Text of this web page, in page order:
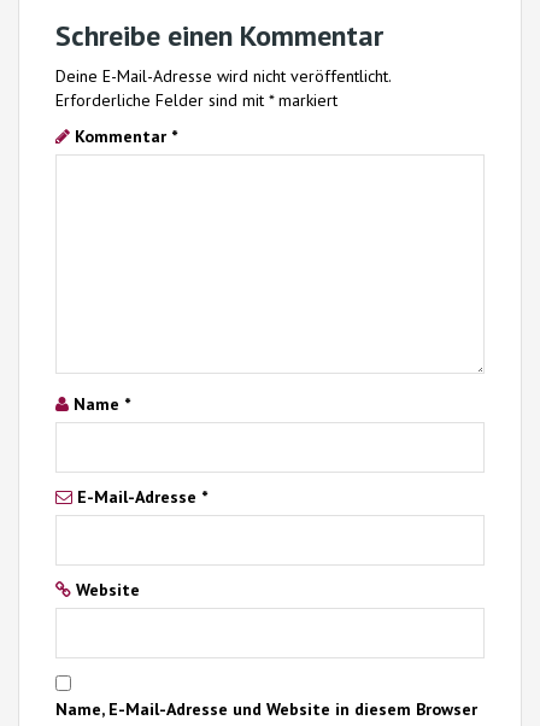
Schreibe einen Kommentar
Deine E-Mail-Adresse wird nicht veröffentlicht.
Erforderliche Felder sind mit *markiert
Kommentar *
Name *
E-Mail-Adresse *
Website
Name, E-Mail-Adresse und Website in diesem Browser